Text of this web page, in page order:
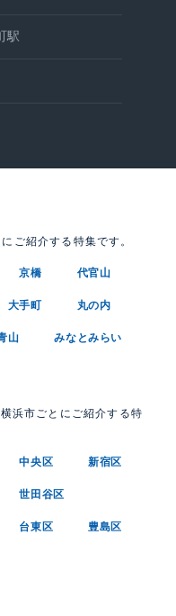
駅
ご紹介する特集です。
京橋 代官山
大手町 丸の内
山 みなとみらい
浜市ごとにご紹介する特
中央区 新宿区
世田谷区
台東区 豊島区